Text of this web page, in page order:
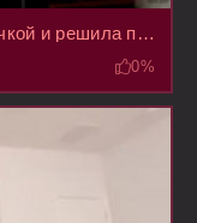
Мачеха застукала пасынка за дрочкой и решила помочь кончить ему, надела презек и залезла верхом
0%